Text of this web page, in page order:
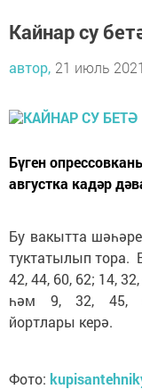
Кайнар су
автор, 21 июль
Бүген
августка кадәр
Бу вакытта
туктатылып тора.
42, 44, 60, 62; 14,
һәм 9, 32, 45,
йортлары керә.
Фото: